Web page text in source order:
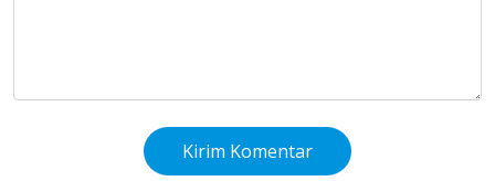
Kirim Komentar